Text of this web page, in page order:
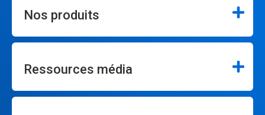
Nos produits
Ressources média